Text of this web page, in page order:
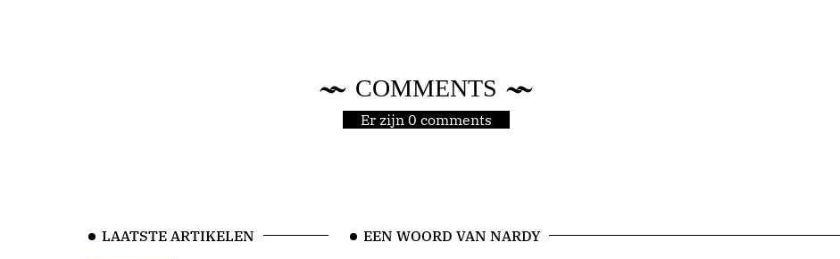
COMMENTS
Er zijn 0 comments
LAATSTE ARTIKELEN
EEN WOORD VAN NARDY